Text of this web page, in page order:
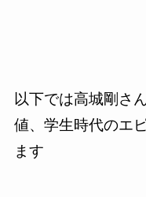
以下では高城剛さ
値、学生時代のエ
ます